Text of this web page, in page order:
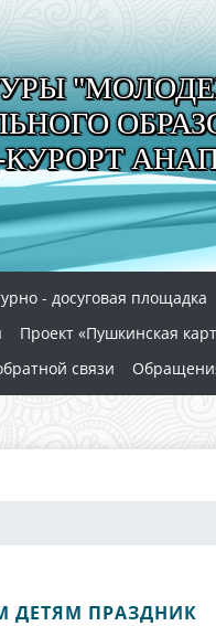
КУРОРТ
- досуговая площадка
Проект «Пушкинская
связи
ДЕТЯМ ПРАЗДНИК